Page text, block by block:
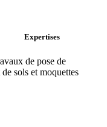
Expertises
de pose de
sols et moquettes